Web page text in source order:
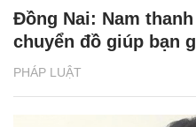
PHÁP LUẬT
Đồng Nai: Nam
chuyển đồ giúp bạn